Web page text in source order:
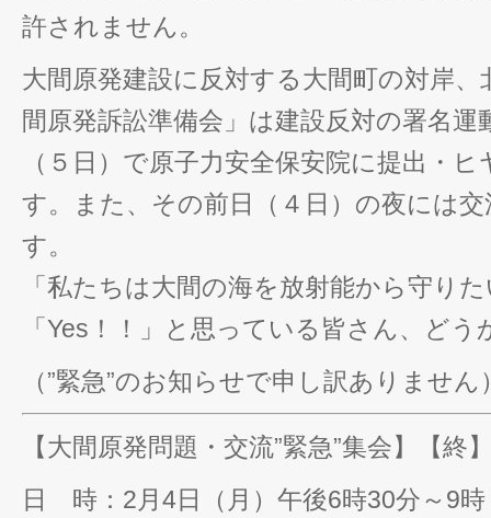
許されません。
大間原発建設に反対する大間町の対岸、
間原発訴訟準備会」は建設反対の署名運
（５日）で原子力安全保安院に提出・
す。また、その前日（４日）の夜には
す。
「私たちは大間の海を放射能から守り
「Yes！！」と思っている皆さん、ど
（”緊急”のお知らせで申し訳ありません
【大間原発問題・交流”緊急”集会】【終
日 時：2月4日（月）午後6時30分～9時